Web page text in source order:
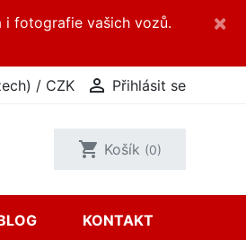
i fotografie vašich vozů.
×
/ CZK  Přihlásit se
shopping_cart Košík (0)
KONTAKT